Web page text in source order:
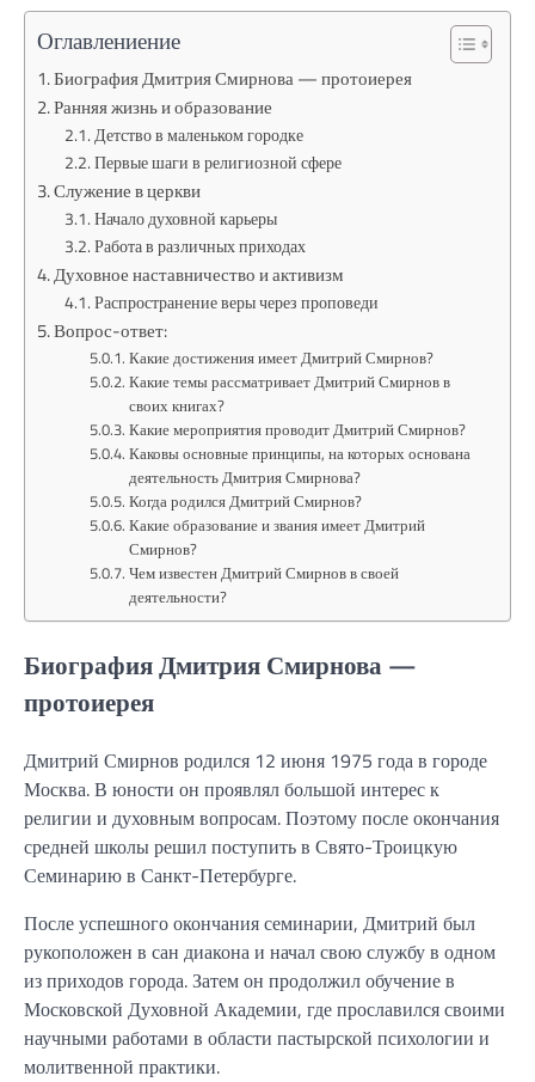
Оглавлениение
Биография Дмитрия Смирнова — протоиерея
Ранняя жизнь и образование
Детство в маленьком городке
Первые шаги в религиозной сфере
Служение в церкви
Начало духовной карьеры
Работа в различных приходах
Духовное наставничество и активизм
Распространение веры через проповеди
Вопрос-ответ:
Какие достижения имеет Дмитрий Смирнов?
Какие темы рассматривает Дмитрий Смирнов в
своих книгах?
Какие мероприятия проводит Дмитрий Смирнов?
Каковы основные принципы, на которых основана
деятельность Дмитрия Смирнова?
Когда родился Дмитрий Смирнов?
Какие образование и звания имеет Дмитрий
Смирнов?
Чем известен Дмитрий Смирнов в своей
деятельности?
Биография Дмитрия Смирнова —
протоиерея
Дмитрий Смирнов родился 12 июня 1975 года в городе
Москва. В юности он проявлял большой интерес к
религии и духовным вопросам. Поэтому после окончания
средней школы решил поступить в Свято-Троицкую
Семинарию в Санкт-Петербурге.
После успешного окончания семинарии, Дмитрий был
рукоположен в сан диакона и начал свою службу в одном
из приходов города. Затем он продолжил обучение в
Московской Духовной Академии, где прославился своими
научными работами в области пастырской психологии и
молитвенной практики.